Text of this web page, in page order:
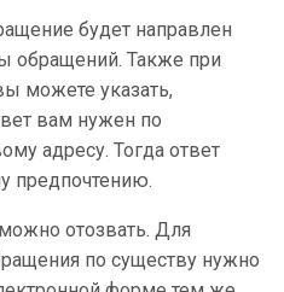
будет направлен
обращений. Также при
можете указать,
вам нужен по
адресу. Тогда ответ
предпочтению.
отозвать. Для
по существу нужно